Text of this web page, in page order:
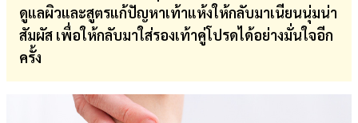
ดูแลผิวและสูตรแก้ปัญหาเท้าแห้งให้กลับมาเนียนนุ่มน่า
สัมผัส เพื่อให้กลับมาใส่รองเท้าคู่โปรดได้อย่างมั่นใจอีก
ครั้ง
สด
การ
เงิน